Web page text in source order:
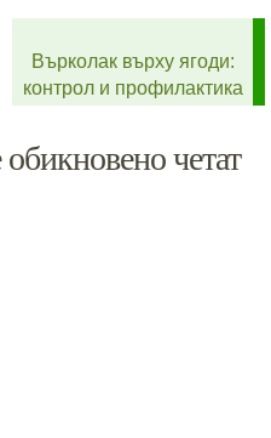
Върколак върху ягоди:
контрол и профилактика
обикновено четат